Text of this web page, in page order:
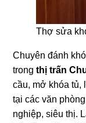
Thợ sửa
Chuyên đánh
trongthị trấn
cầu, mở khóa tủ,
tại các văn
nghiệp, siêu thị.